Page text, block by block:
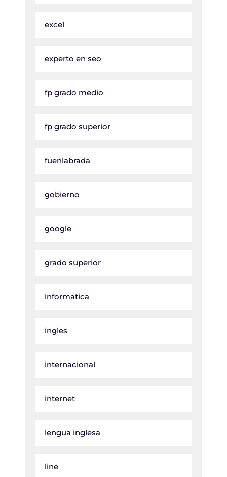
excel
experto en seo
fp grado medio
fp grado superior
fuenlabrada
gobierno
google
grado superior
informatica
ingles
internacional
internet
lengua inglesa
line